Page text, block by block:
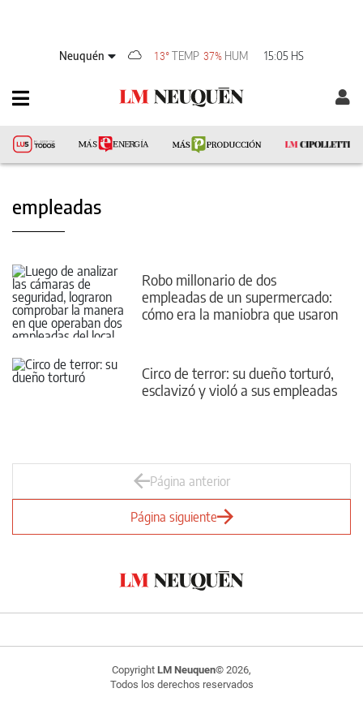
Neuquén 13° TEMP 37% HUM 15:05 HS
empleadas
Robo millonario de dos
empleadas de un supermercado:
cómo era la maniobra que usaron
Circo de terror: su dueño torturó,
esclavizó y violó a sus empleadas
Página anterior
Página siguiente
Copyright LM Neuquen© 2026,
Todos los derechos reservados